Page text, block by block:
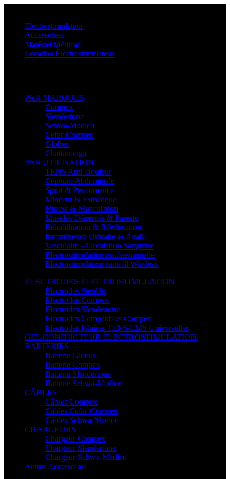
Electrostimulateur
Accessoires
Matériel Médical
Location Électrostimulateur
PAR MARQUES
Compex
Slendertone
Schwa-Medico
Cefar-Compex
Globus
Chattanooga
PAR UTILISATION
TENS Anti-Douleur
Ceinture Abdominale
Sport & Performance
Minceur & Esthétique
Fitness & Musculation
Muscles Dénervés & Parésie
Réhabilitation & Rééducation
Incontinence Urinaire & Anale
Vasculaire - Circulation Sanguine
Electrostimulation professionnelle
Electrostimulateur sans fil Wireless
ÉLECTRODES ÉLECTROSTIMULATION
Électrodes StenUp
Electrodes Compex
Electrodes Slendertone
Electrodes Compatibles Compex
Electrodes Filaires TENS/EMS Universelles
GEL CONDUCTEUR ÉLECTROSTIMULATION
BATTERIES
Batterie Globus
Batterie Compex
Batterie Slendertone
Batterie Schwa-Medico
CÂBLES
Câbles Compex
Câbles Cefar-Compex
Câbles Schwa-Medico
CHARGEURS
Chargeur Compex
Chargeur Slendertone
Chargeur Schwa-Medico
Autres Accessoires